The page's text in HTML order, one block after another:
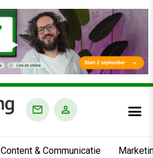
Content & Communicatie